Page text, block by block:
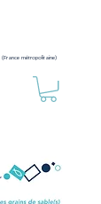
(France métropolitaine)